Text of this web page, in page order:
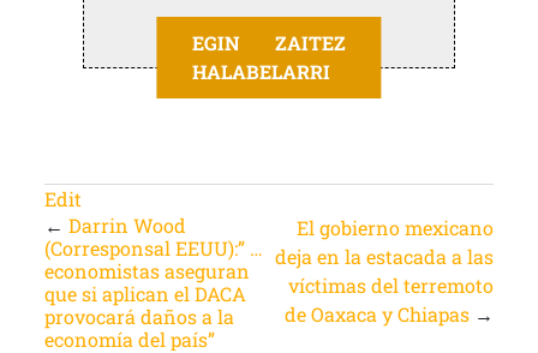
EGIN ZAITEZ
HALABELARRI
Edit
← Darrin Wood
(Corresponsal EEUU):” …
economistas aseguran
que si aplican el DACA
provocará daños a la
economía del país”
El gobierno mexicano
deja en la estacada a las
víctimas del terremoto
de Oaxaca y Chiapas →